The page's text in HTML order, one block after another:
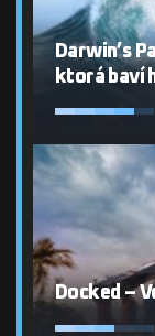
Darwin’s
ktorá baví
Docked –